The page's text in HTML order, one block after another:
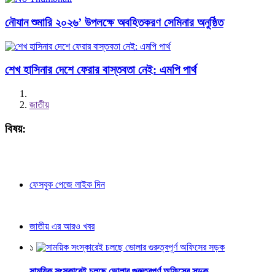
নৌযান শুমারি ২০২৬’ উপলক্ষে অবহিতকরণ সেমিনার অনুষ্ঠিত
শেখ হাসিনার দেশে ফেরার বাস্তবতা নেই: এমপি পার্থ
জাতীয়
বিষয়:
ফেসবুক পেজে লাইক দিন
জাতীয় এর আরও খবর
১